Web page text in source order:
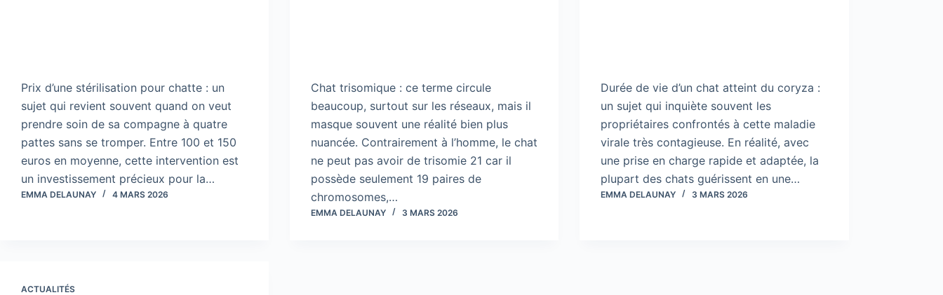
Prix d’une stérilisation pour chatte : un
sujet qui revient souvent quand on veut
prendre soin de sa compagne à quatre
pattes sans se tromper. Entre 100 et 150
euros en moyenne, cette intervention est
un investissement précieux pour la…
EMMA DELAUNAY 4 MARS 2026
Chat trisomique : ce terme circule
beaucoup, surtout sur les réseaux, mais il
masque souvent une réalité bien plus
nuancée. Contrairement à l’homme, le chat
ne peut pas avoir de trisomie 21 car il
possède seulement 19 paires de
chromosomes,…
EMMA DELAUNAY 3 MARS 2026
Durée de vie d’un chat atteint du coryza :
un sujet qui inquiète souvent les
propriétaires confrontés à cette maladie
virale très contagieuse. En réalité, avec
une prise en charge rapide et adaptée, la
plupart des chats guérissent en une…
EMMA DELAUNAY 3 MARS 2026
ACTUALITÉS